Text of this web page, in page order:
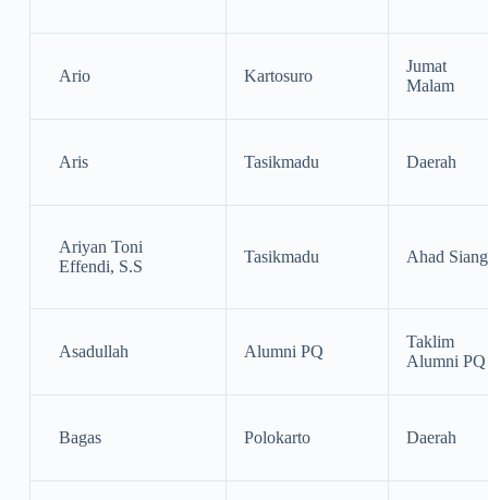
Ario Kartosuro
Jumat
Malam
Aris Tasikmadu Daerah
Ariyan Toni
Effendi, S.S
Tasikmadu Ahad Siang
Asadullah Alumni PQ
Taklim
Alumni PQ
Bagas Polokarto Daerah